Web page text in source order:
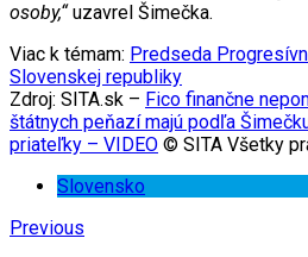
osoby,“ uzavrel Šimečka.
Viac k témam: Predseda
Slovenskej republiky
Zdroj: SITA.sk – Fico finančne
štátnych peňazí majú podľa
priateľky – VIDEO © SITA Všetky
Slovensko
Previous